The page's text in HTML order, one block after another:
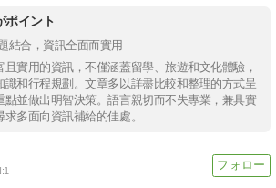
ポイント
結合，資訊全面而實用
實用的資訊，不僅涵蓋留學、旅遊和文化體驗，
識和行程規劃。文章多以詳盡比較和整理的方式呈
點並做出明智決策。語言親切而不失專業，兼具實
多面向資訊補給的佳處。
1